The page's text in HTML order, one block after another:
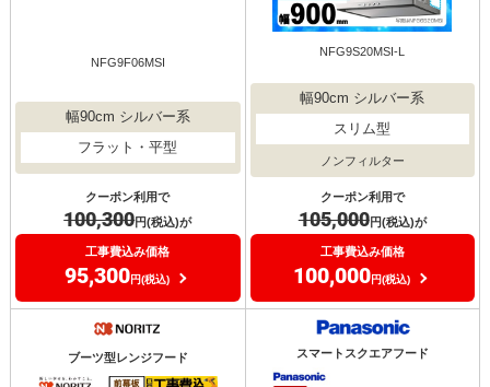
NFG9F06MSI
幅90cm シルバー系
フラット・平型
クーポン利用で
100,300円(税込)が
工事費込み価格
95,300円(税込)
NFG9S20MSI-L
幅90cm シルバー系
スリム型
ノンフィルター
クーポン利用で
105,000円(税込)が
工事費込み価格
100,000円(税込)
ブーツ型レンジフード スマートスクエアフード